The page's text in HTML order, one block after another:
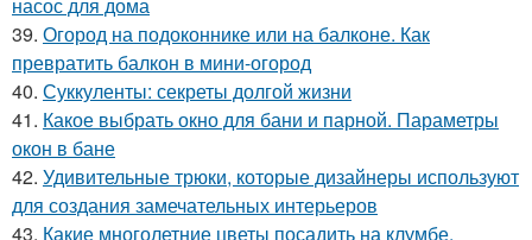
насос для дома
39. Огород на подоконнике или на балконе. Как
превратить балкон в мини-огород
40. Суккуленты: секреты долгой жизни
41. Какое выбрать окно для бани и парной. Параметры
окон в бане
42. Удивительные трюки, которые дизайнеры используют
для создания замечательных интерьеров
43. Какие многолетние цветы посадить на клумбе.